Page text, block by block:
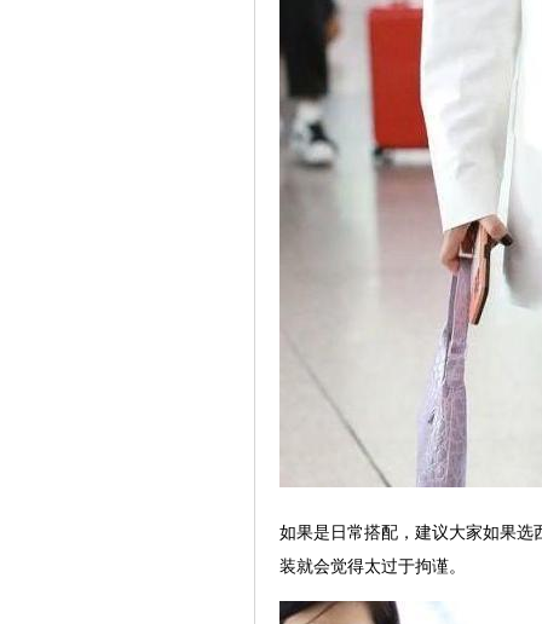
如果是日常搭配，建议大家如果
装就会觉得太过于拘谨。